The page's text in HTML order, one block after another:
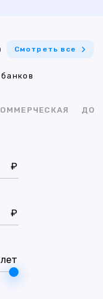
Смотреть все
ДОМ
₽
₽
лет